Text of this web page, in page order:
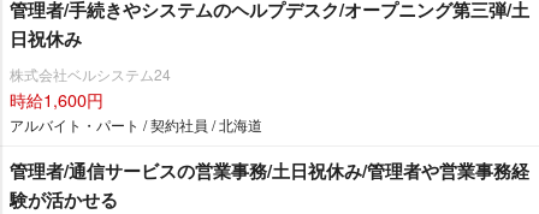
管理者/手続きやシステムのヘルプデスク/オープニング第三弾/土
日祝休み
株式会社ベルシステム24
時給1,600円
アルバイト・パート / 契約社員 / 北海道
管理者/通信サービスの営業事務/土日祝休み/管理者や営業事務経
験が活かせる